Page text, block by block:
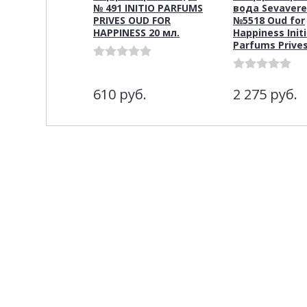
№ 491 INITIO PARFUMS
PRIVES OUD FOR
HAPPINESS 20 мл.
610 руб.
вода
№5518 Oud for
Happiness
Parfums
2 275 руб.